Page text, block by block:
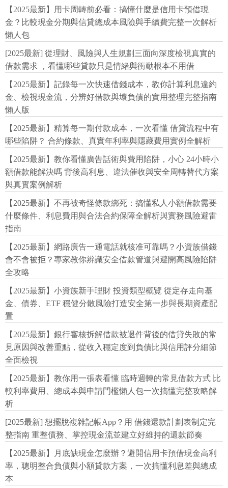
【2025最新】用卡周轉前必看：搞懂什麼是信用卡預借現
金？比較現金分期與信貸總成本風險與手續費完整一次解析
懶人包
[2025最新] 從理財、風險與人生規劃三面向深度檢視真實的
借款需求 ，看懂哪些貸款只是情緒與衝動根本不用借
【2025最新】記錄每一次快速借錢成本，教你計算利息違約
金、檢視現金流，分辨好借款與壞負債的實用整理完整指南
懶人版
【2025最新】精算每一期付款成本，一次看懂 借貸流程中有
哪些陷阱？ 合約條款、真實年利率與隱藏費用實例全解析
【2025最新】教你看懂廣告話術與費用陷阱，小心 24小時小
額借款能解決嗎 背後高利息、違法催收與安全周轉替代方案
與真實案例解析
【2025最新】不再被奇怪條款綁死：搞懂私人小額借款需要
什麼條件、利息費用與合法合約保障全解析與實務風險避雷
指南
【2025最新】網路廣告一通電話就核准可靠嗎？小資族借錢
會不會被拒？專家教你辨識安全借款管道與避開高風險陷阱
全攻略
【2025最新】小資族新手理財 投資類型概覽 從定存走向基
金、債券、ETF 穩健分散風險打造安全第一步與長期資產配
置
【2025最新】銀行審核拆解借款被退件背後的借貸失敗的常
見原因與改善重點，從收入穩定度到負債比與信用評分細節
全面檢視
【2025最新】教你用一張表看懂 臨時週轉的常見借款方式 比
較利率費用、總成本與申請門檻懶人包一次搞懂完整攻略解
析
[2025最新] 想擺脫複雜記帳App？用 借錢還款計劃表制定完
整指南 重整債務、掌控現金流並建立好維持的還款節奏
【2025最新】月底缺現金怎麼辦？避開信用卡預借現金高利
率，聰明整合負債與小額貸款方案，一次搞懂利息差與總成
本